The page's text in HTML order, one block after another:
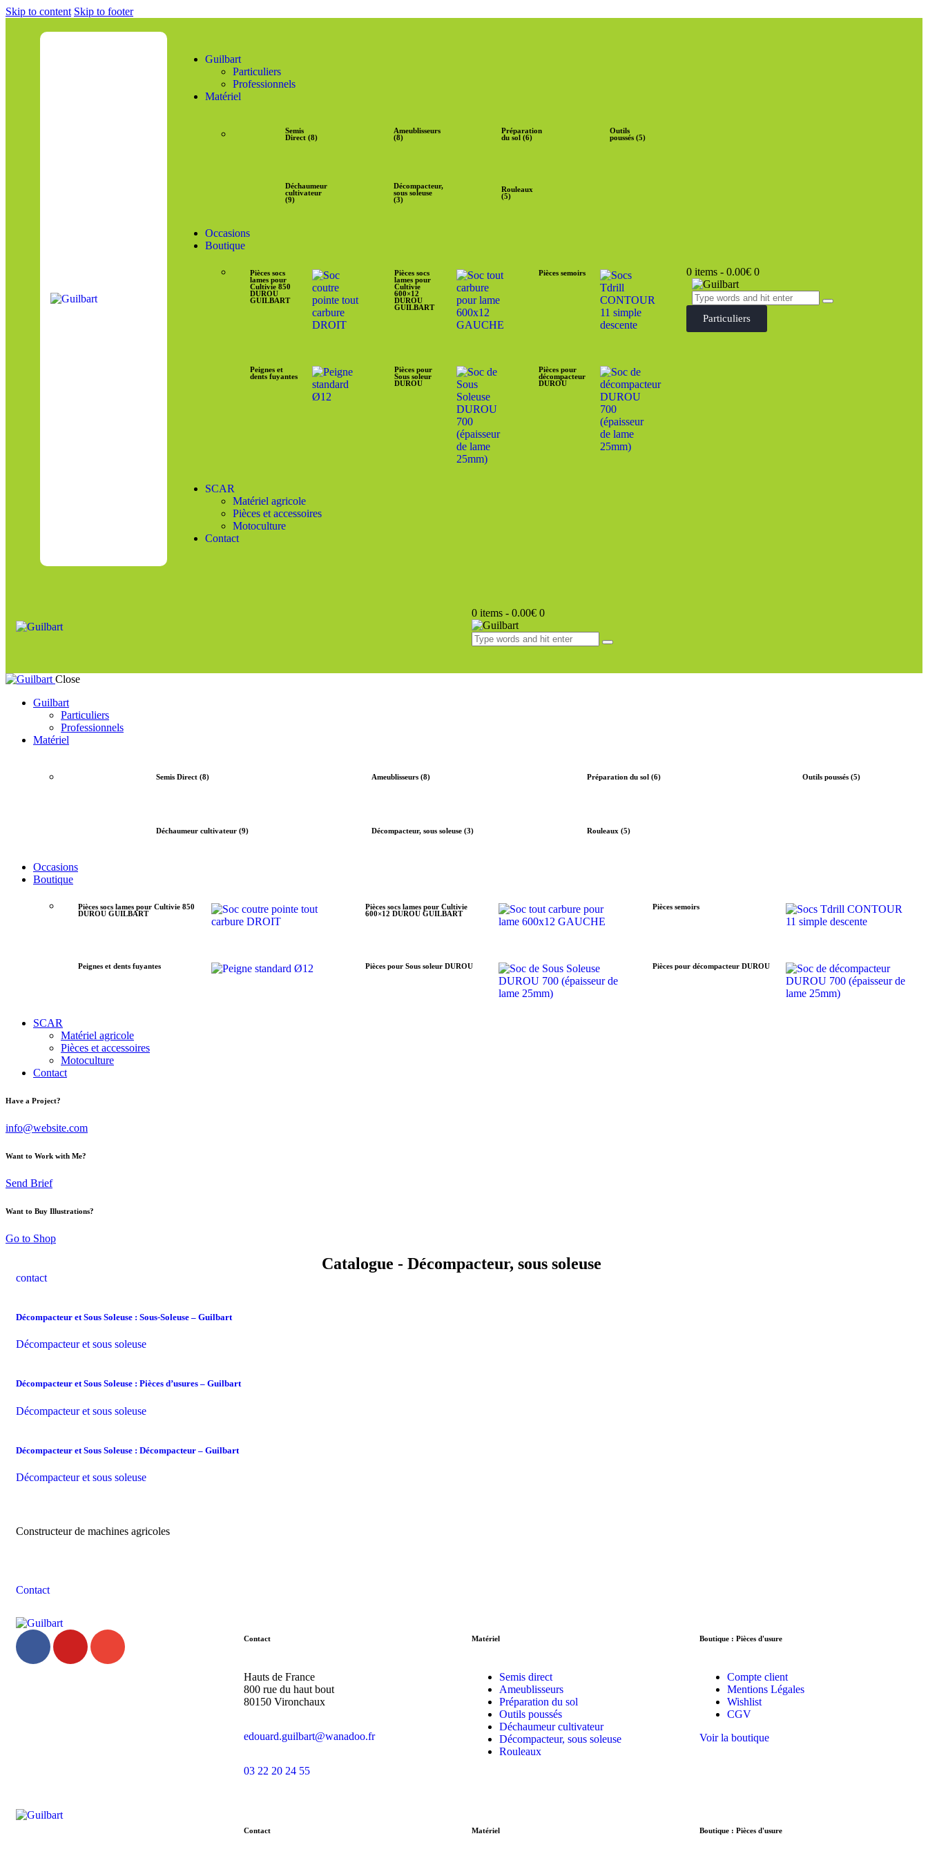
Skip to content Skip to footer
Guilbart
Particuliers
Professionnels
Matériel
Semis
Direct (8)
Ameublisseurs
(8)
Préparation
du sol (6)
Outils
poussés (5)
Déchaumeur
cultivateur
(9)
Décompacteur,
sous soleuse
(3)
Rouleaux
(5)
Occasions
Boutique
Pièces socs
lames pour
Cultivie 850
DUROU
GUILBART
Pièces socs
lames pour
Cultivie
600×12
DUROU
GUILBART
Pièces semoirs
Peignes et
dents fuyantes
Pièces pour
Sous soleur
DUROU
Pièces pour
décompacteur
DUROU
SCAR
Matériel agricole
Pièces et accessoires
Motoculture
Contact
0 items - 0.00€ 0
Particuliers
0 items - 0.00€ 0
Close
Guilbart
Particuliers
Professionnels
Matériel
Semis Direct (8) Ameublisseurs (8) Préparation du sol (6) Outils poussés (5)
Déchaumeur cultivateur (9) Décompacteur, sous soleuse (3) Rouleaux (5)
Occasions
Boutique
Pièces socs lames pour Cultivie 850
DUROU GUILBART
Pièces socs lames pour Cultivie
600×12 DUROU GUILBART
Pièces semoirs
Peignes et dents fuyantes Pièces pour Sous soleur DUROU Pièces pour décompacteur DUROU
SCAR
Matériel agricole
Pièces et accessoires
Motoculture
Contact
Have a Project?
info@website.com
Want to Work with Me?
Send Brief
Want to Buy Illustrations?
Go to Shop
Catalogue - Décompacteur, sous soleuse
contact
Décompacteur et Sous Soleuse : Sous-Soleuse – Guilbart
Décompacteur et sous soleuse
Décompacteur et Sous Soleuse : Pièces d’usures – Guilbart
Décompacteur et sous soleuse
Décompacteur et Sous Soleuse : Décompacteur – Guilbart
Décompacteur et sous soleuse
Constructeur de machines agricoles
Contact
Contact
Hauts de France
800 rue du haut bout
80150 Vironchaux
edouard.guilbart@wanadoo.fr
03 22 20 24 55
Matériel
Semis direct
Ameublisseurs
Préparation du sol
Outils poussés
Déchaumeur cultivateur
Décompacteur, sous soleuse
Rouleaux
Boutique : Pièces d'usure
Compte client
Mentions Légales
Wishlist
CGV
Voir la boutique
Contact Matériel Boutique : Pièces d'usure